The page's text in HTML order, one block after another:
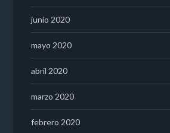
junio 2020
mayo 2020
abril 2020
marzo 2020
febrero 2020